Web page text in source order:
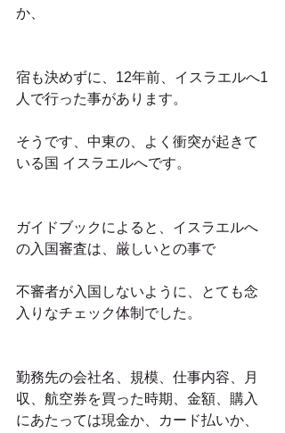
か、
宿も決めずに、12年前、イスラエルへ1
人で行った事があります。
そうです、中東の、よく衝突が起きて
いる国 イスラエルへです。
ガイドブックによると、イスラエルへ
の入国審査は、厳しいとの事で
不審者が入国しないように、とても念
入りなチェック体制でした。
勤務先の会社名、規模、仕事内容、月
収、航空券を買った時期、金額、購入
にあたっては現金か、カード払いか、